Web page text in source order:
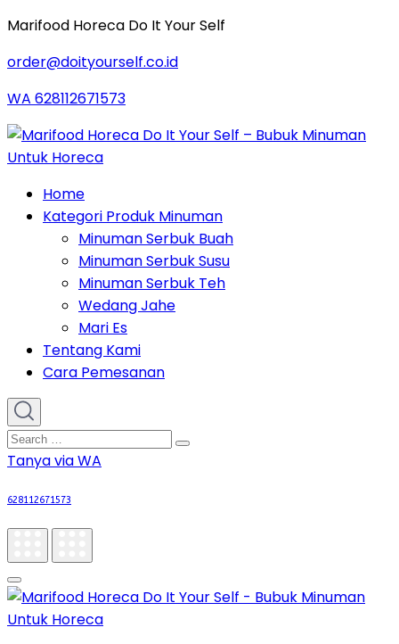
Marifood Horeca Do It Your Self
order@doityourself.co.id
WA 628112671573
Home
Kategori Produk Minuman
Minuman Serbuk Buah
Minuman Serbuk Susu
Minuman Serbuk Teh
Wedang Jahe
Mari Es
Tentang Kami
Cara Pemesanan
Tanya via WA
628112671573